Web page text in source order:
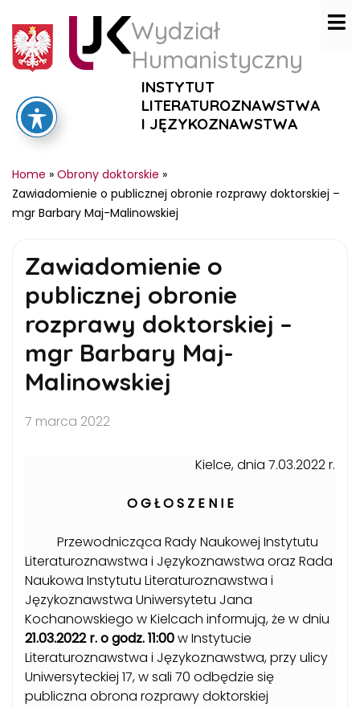
Wydział
Humanistyczny
INSTYTUT
LITERATUROZNAWSTWA
I JĘZYKOZNAWSTWA
Home » Obrony doktorskie »
Zawiadomienie o publicznej obronie rozprawy doktorskiej –
mgr Barbary Maj-Malinowskiej
Zawiadomienie o
publicznej obronie
rozprawy doktorskiej –
mgr Barbary Maj-
Malinowskiej
7 marca 2022
Kielce, dnia 7.03.2022 r.
O G Ł O S Z E N I E
Przewodnicząca Rady Naukowej Instytutu
Literaturoznawstwa i Językoznawstwa oraz Rada
Naukowa Instytutu Literaturoznawstwa i
Językoznawstwa Uniwersytetu Jana
Kochanowskiego w Kielcach informują, że w dniu
21.03.2022 r. o godz. 11:00w Instytucie
Literaturoznawstwa i Językoznawstwa, przy ulicy
Uniwersyteckiej 17, w sali 70 odbędzie się
publiczna obrona rozprawy doktorskiej